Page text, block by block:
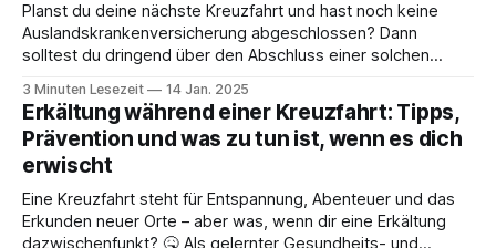
Planst du deine nächste Kreuzfahrt und hast noch keine
Auslandskrankenversicherung abgeschlossen? Dann
solltest du dringend über den Abschluss einer solchen
ist zwar professionell, aber – was viele vor der Reise gar
nicht wissen – oft sehr teuer und in der Regel nicht von der
gesetzlichen
3 Minuten Lesezeit 14 Jan. 2025
Erkältung während einer Kreuzfahrt: Tipps,
Prävention und was zu tun ist, wenn es dich
erwischt
Eine Kreuzfahrt steht für Entspannung, Abenteuer und das
Erkunden neuer Orte – aber was, wenn dir eine Erkältung
dazwischenfunkt? 🤒 Als gelernter Gesundheits- und